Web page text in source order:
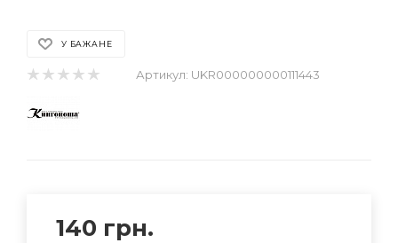
У БАЖАНЕ
Артикул: UKR000000000111443
140 грн.